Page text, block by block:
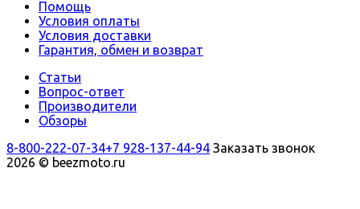
Помощь
Условия оплаты
Условия доставки
Гарантия, обмен и возврат
Статьи
Вопрос-ответ
Производители
Обзоры
8-800-222-07-34+7 928-137-44-94 Заказать звонок
2026 © beezmoto.ru